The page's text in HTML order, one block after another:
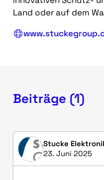
Land oder auf dem
Beiträge (1)
Stucke
23. Juni 2025